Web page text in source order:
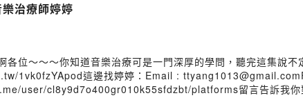
治療師婷婷
位～～～你知道音樂治療可是一門深厚的學問，聽完這集說
1vk0fzYApod這邊找婷婷：Email :
user/cl8y9d7o400gr010k55sfdzbt/platforms留言告訴我你